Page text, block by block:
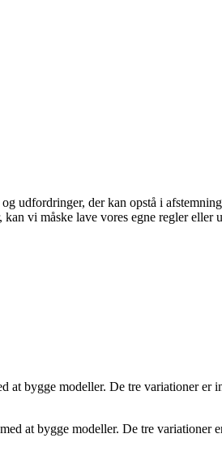
udfordringer, der kan opstå i
vi måske lave vores egne regler eller
at bygge modeller. De tre variationer er